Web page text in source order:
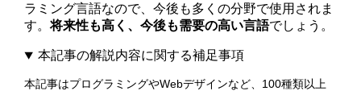
ラミング言語なので、今後も多くの分野で使用されま
す。将来性も高く、今後も需要の高い言語でしょう。
本記事の解説内容に関する補足事項
本記事はプログラミングやWebデザインなど、100種類以上